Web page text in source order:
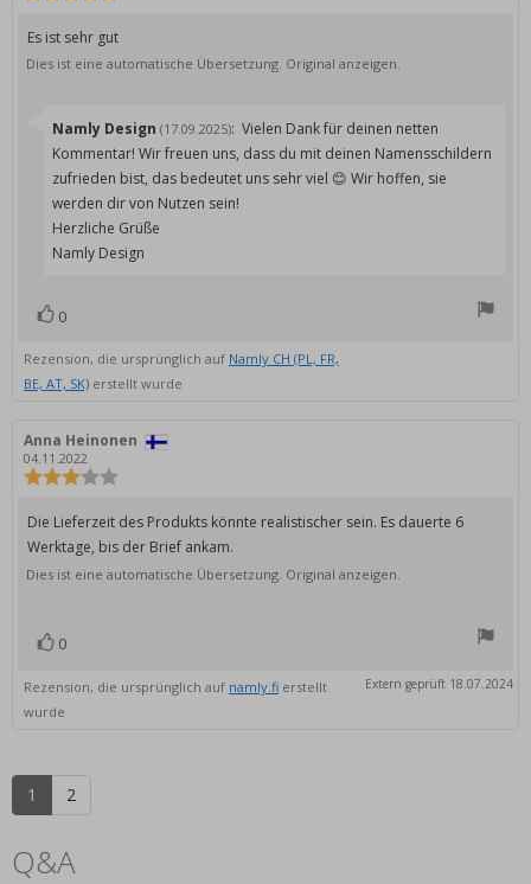
Sternen
Rezensionstext:
Es ist sehr gut
Dies ist eine automatische Übersetzung. Original anzeigen.
Antworten
von:
Namly Design (17.09.2025): Vielen Dank für deinen netten
Kommentar! Wir freuen uns, dass du mit deinen Namensschildern
zufrieden bist, das bedeutet uns sehr viel 😊 Wir hoffen, sie
werden dir von Nutzen sein!
Herzliche Grüße
Namly Design
Stimme
0
Rezension, die ursprünglich auf Namly CH (PL, FR,
BE, AT, SK) erstellt wurde
Autor
der
Rezension:
Anna Heinonen
04.11.2022
von
5
Sternen
Rezensionstext:
Die Lieferzeit des Produkts könnte realistischer sein. Es dauerte 6
Werktage, bis der Brief ankam.
Dies ist eine automatische Übersetzung. Original anzeigen.
Stimme
0
Rezension, die ursprünglich auf namly.fi erstellt
wurde
Extern geprüft 18.07.2024
1 2
Q&A